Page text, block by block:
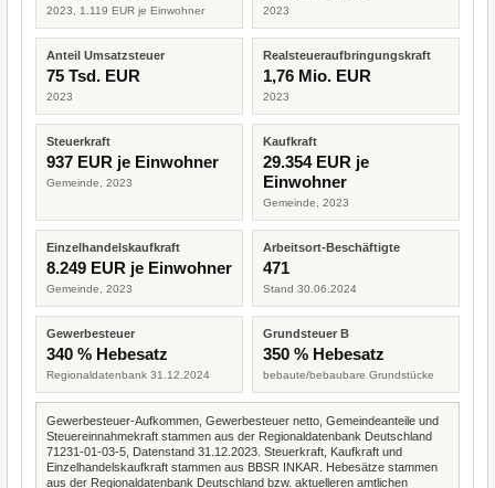
2023, 1.119 EUR je Einwohner 2023
Anteil Umsatzsteuer
75 Tsd. EUR
2023
Realsteueraufbringungskraft
1,76 Mio. EUR
2023
Steuerkraft
937 EUR je Einwohner
Gemeinde, 2023
Kaufkraft
29.354 EUR je
Einwohner
Gemeinde, 2023
Einzelhandelskaufkraft
8.249 EUR je Einwohner
Gemeinde, 2023
Arbeitsort-Beschäftigte
471
Stand 30.06.2024
Gewerbesteuer
340 % Hebesatz
Regionaldatenbank 31.12.2024
Grundsteuer B
350 % Hebesatz
bebaute/bebaubare Grundstücke
Gewerbesteuer-Aufkommen, Gewerbesteuer netto, Gemeindeanteile und
Steuereinnahmekraft stammen aus der Regionaldatenbank Deutschland
71231-01-03-5, Datenstand 31.12.2023. Steuerkraft, Kaufkraft und
Einzelhandelskaufkraft stammen aus BBSR INKAR. Hebesätze stammen
aus der Regionaldatenbank Deutschland bzw. aktuelleren amtlichen